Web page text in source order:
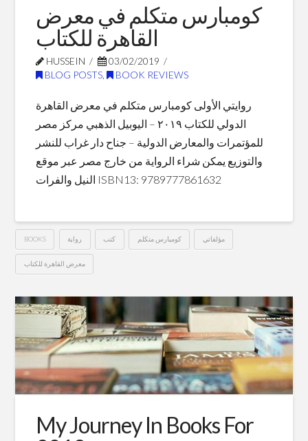
كومبارس متكلم في معرض
القاهرة للكتاب
HUSSEIN
03/02/2019
BLOG POSTS, BOOK REVIEWS
روايتي الأولى كومبارس متكلم في معرض القاهرة
الدولي للكتاب ٢٠١٩ – اليوبيل الذهبي مركز مصر
للمؤتمرات والمعارض الدولية – جناح دار غراب للنشر
والتوزيع يمكن شراء الرواية من خارج مصر عبر موقع
النيل والفرات ISBN13: 9789777861632
BOOKS رواية كتب كومبارس متكلم مؤلفاتي
معرض القاهرة للكتاب
متكلم
في
معرض
القاهرة
My Journey In Books For